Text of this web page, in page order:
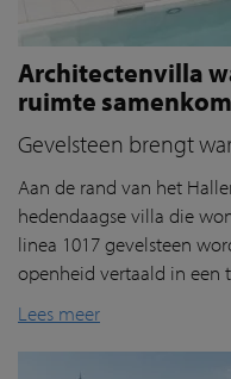
Architectenvilla
ruimte
Gevelsteen brengt
Aan de rand van het
hedendaagse villa die
linea 1017 gevelsteen
openheid vertaald in een
Lees meer